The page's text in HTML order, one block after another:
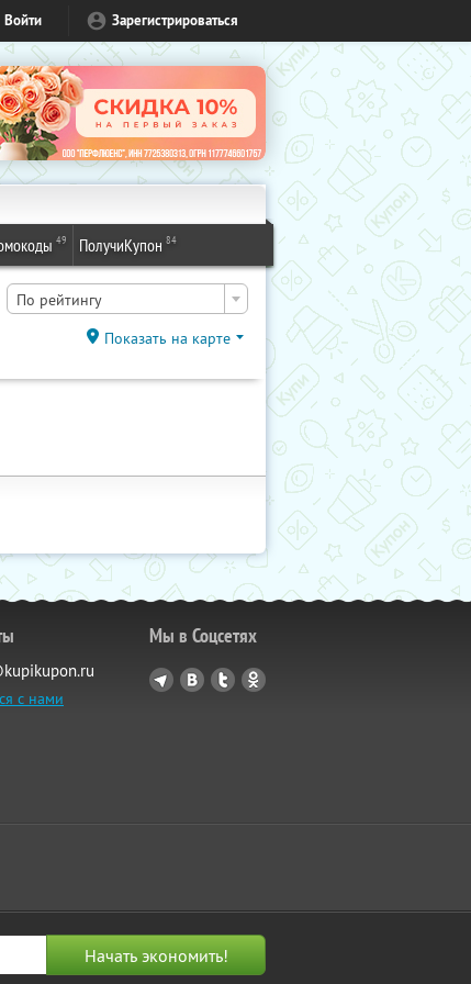
Войти Зарегистрироваться
49 ПолучиКупон 84
По рейтингу
Показать на карте
с нами
Мы в Соцсетях